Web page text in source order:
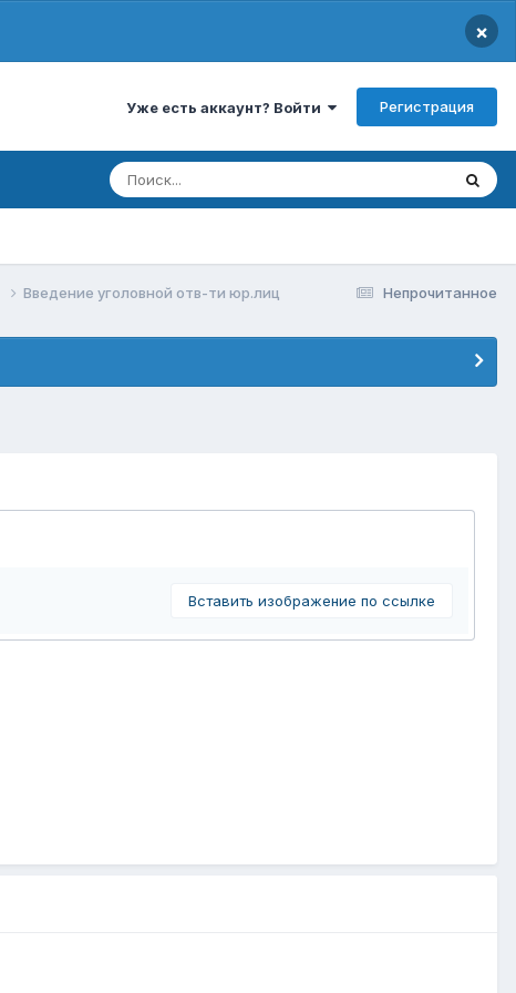
×
Уже есть аккаунт? Войти Регистрация
Непрочитанное
Введение уголовной отв-ти юр.лиц
Вставить изображение по ссылке